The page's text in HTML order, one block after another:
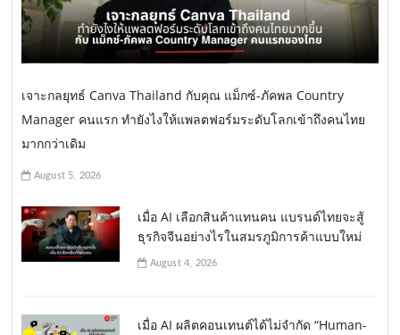
เจาะกลยุทธ์ Canva Thailand กับคุณ แม็กซ์-ภัคพล Country
Manager คนแรก ทำยังไงให้แพลตฟอร์มระดับโลกเข้าถึงคนไทย
มากกว่าเดิม
August 5, 2026
เมื่อ AI เลือกสินค้าแทนคน แบรนด์ไทยจะสู้
ธุรกิจจีนอย่างไรในสมรภูมิการค้าแบบใหม่
August 4, 2026
เมื่อ AI ผลิตคอนเทนต์ได้ไม่จำกัด “Human-